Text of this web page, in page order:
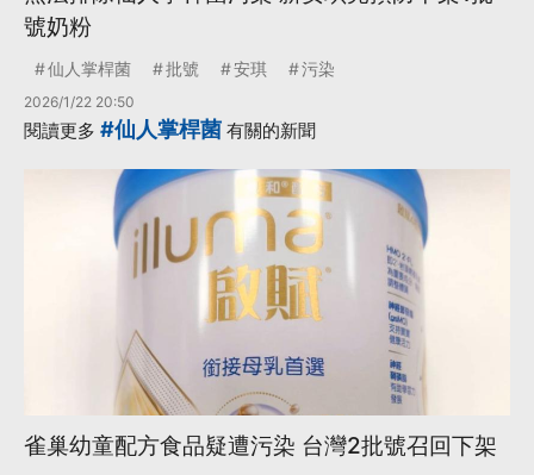
號奶粉
仙人掌桿菌 批號 安琪 污染
2026/1/22 20:50
閱讀更多 #仙人掌桿菌 有關的新聞
雀巢幼童配方食品疑遭污染 台灣2批號召回下架